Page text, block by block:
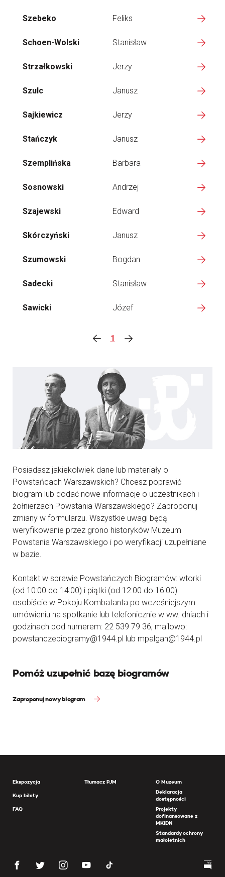
Szebeko Feliks
Schoen-Wolski Stanisław
Strzałkowski Jerzy
Szulc Janusz
Sajkiewicz Jerzy
Stańczyk Janusz
Szemplińska Barbara
Sosnowski Andrzej
Szajewski Edward
Skórczyński Janusz
Szumowski Bogdan
Sadecki Stanisław
Sawicki Józef
1
Posiadasz jakiekolwiek dane lub materiały o
Powstańcach Warszawskich? Chcesz poprawić
biogram lub dodać nowe informacje o uczestnikach i
żołnierzach Powstania Warszawskiego? Zaproponuj
zmiany w formularzu. Wszystkie uwagi będą
weryfikowanie przez grono historyków Muzeum
Powstania Warszawskiego i po weryfikacji uzupełniane
w bazie.
Kontakt w sprawie Powstańczych Biogramów: wtorki
(od 10:00 do 14:00) i piątki (od 12:00 do 16:00)
osobiście w Pokoju Kombatanta po wcześniejszym
umówieniu na spotkanie lub telefonicznie w ww. dniach i
godzinach pod numerem: 22 539 79 36, mailowo:
powstanczebiogramy@1944.pl lub mpalgan@1944.pl
Pomóż uzupełnić bazę biogramów
Zaproponuj nowy biogram
Ekspozycja
Kup bilety
FAQ
Tłumacz PJM
O Muzeum
Deklaracja
dostępności
Projekty
dofinansowane z
MKiDN
Standardy ochrony
małoletnich